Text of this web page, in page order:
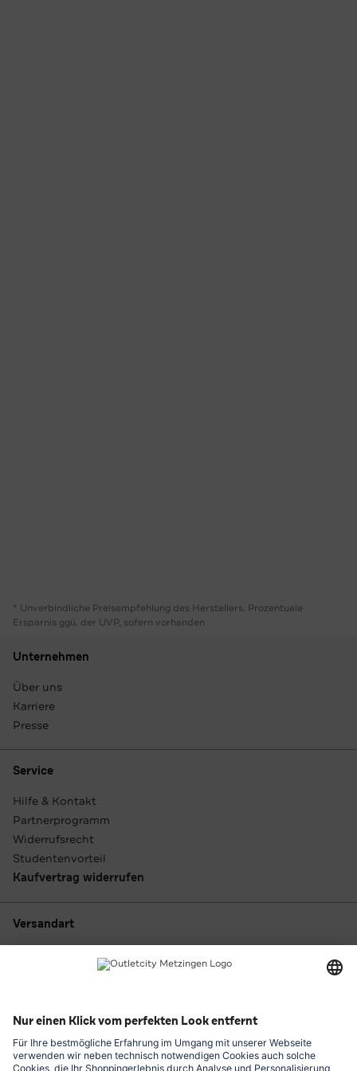
* Unverbindliche Preisempfehlung des Herstellers. Prozentuale
Ersparnis ggü. der UVP, sofern vorhanden
Unternehmen
Über uns
Karriere
Presse
Service
Hilfe & Kontakt
Partnerprogramm
Widerrufsrecht
Studentenvorteil
Kaufvertrag widerrufen
Versandart